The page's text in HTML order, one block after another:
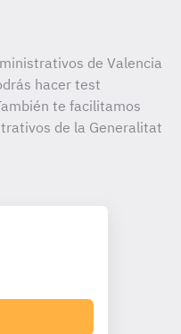
de Valencia
hacer test
te facilitamos
de la Generalitat